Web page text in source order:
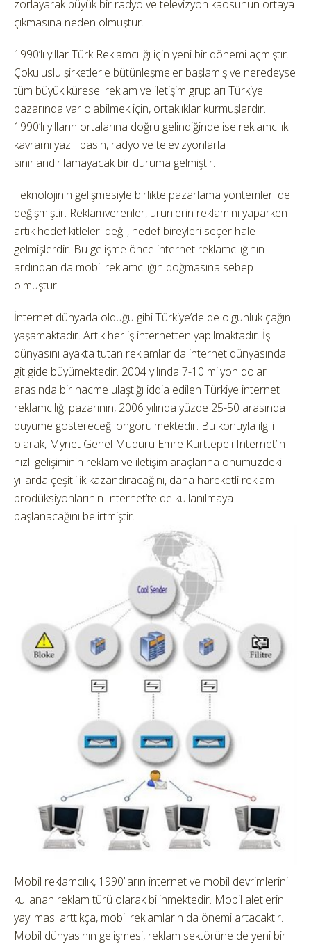
zorlayarak büyük bir radyo ve televizyon kaosunun ortaya
çıkmasına neden olmuştur.
1990’lı yıllar Türk Reklamcılığı için yeni bir dönemi açmıştır.
Çokuluslu şirketlerle bütünleşmeler başlamış ve neredeyse
tüm büyük küresel reklam ve iletişim grupları Türkiye
pazarında var olabilmek için, ortaklıklar kurmuşlardır.
1990’lı yılların ortalarına doğru gelindiğinde ise reklamcılık
kavramı yazılı basın, radyo ve televizyonlarla
sınırlandırılamayacak bir duruma gelmiştir.
Teknolojinin gelişmesiyle birlikte pazarlama yöntemleri de
değişmiştir. Reklamverenler, ürünlerin reklamını yaparken
artık hedef kitleleri değil, hedef bireyleri seçer hale
gelmişlerdir. Bu gelişme önce internet reklamcılığının
ardından da mobil reklamcılığın doğmasına sebep
olmuştur.
İnternet dünyada olduğu gibi Türkiye’de de olgunluk çağını
yaşamaktadır. Artık her iş internetten yapılmaktadır. İş
dünyasını ayakta tutan reklamlar da internet dünyasında
git gide büyümektedir. 2004 yılında 7-10 milyon dolar
arasında bir hacme ulaştığı iddia edilen Türkiye internet
reklamcılığı pazarının, 2006 yılında yüzde 25-50 arasında
büyüme göstereceği öngörülmektedir. Bu konuyla ilgili
olarak, Mynet Genel Müdürü Emre Kurttepeli Internet’in
hızlı gelişiminin reklam ve iletişim araçlarına önümüzdeki
yıllarda çeşitlilik kazandıracağını, daha hareketli reklam
prodüksiyonlarının Internet’te de kullanılmaya
başlanacağını belirtmiştir.
Mobil reklamcılık, 1990’ların internet ve mobil devrimlerini
kullanan reklam türü olarak bilinmektedir. Mobil aletlerin
yayılması arttıkça, mobil reklamların da önemi artacaktır.
Mobil dünyasının gelişmesi, reklam sektörüne de yeni bir